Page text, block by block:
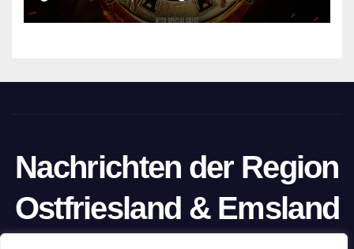
Nachrichten der Region
Ostfriesland & Emsland